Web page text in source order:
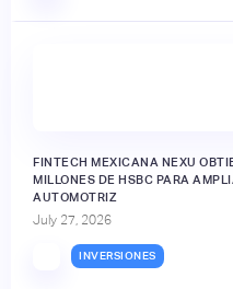
FINTECH MEXICANA NEXU
MILLONES DE HSBC PARA
AUTOMOTRIZ
July 27, 2026
INVERSIONES